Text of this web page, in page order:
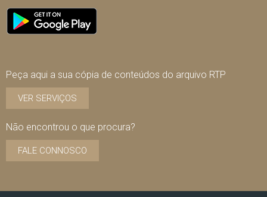
Peça aqui a sua cópia de conteúdos do arquivo RTP
VER SERVIÇOS
Não encontrou o que procura?
FALE CONNOSCO